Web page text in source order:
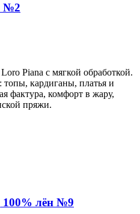
№2
Piana с мягкой обработкой.
топы, кардиганы, платья и
фактура, комфорт в жару,
пряжи.
лён №9